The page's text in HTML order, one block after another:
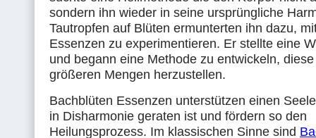
sondern ihn wieder in seine ursprüngliche
Tautropfen auf Blüten ermunterten ihn dazu,
Essenzen zu experimentieren. Er stellte eine
und begann eine Methode zu entwickeln,
größeren Mengen herzustellen.
Bachblüten Essenzen unterstützen einen
in Disharmonie geraten ist und fördern so den
Heilungsprozess. Im klassischen Sinne sind